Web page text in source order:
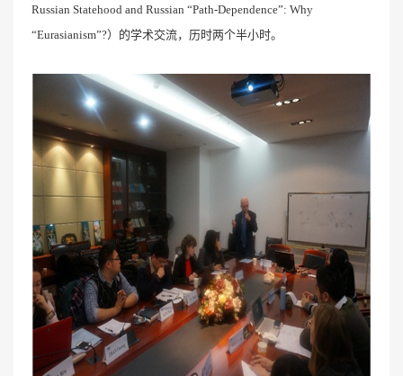
Russian Statehood and Russian “Path-Dependence”: Why
“Eurasianism”?）的学术交流，历时两个半小时。